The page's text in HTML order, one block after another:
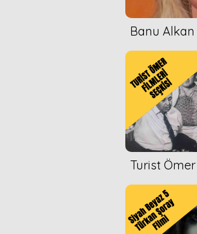
Banu Alkan
Turist